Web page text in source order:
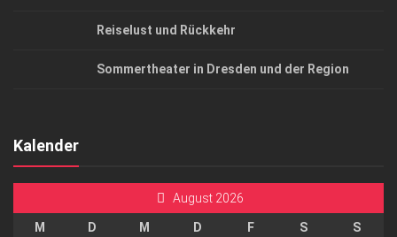
Reiselust und Rückkehr
Sommertheater in Dresden und der Region
Kalender
August 2026
M D M D F S
S